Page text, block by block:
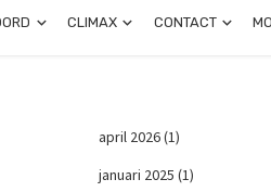
CLIMAX CONTACT
april 2026(1)
januari 2025 (1)